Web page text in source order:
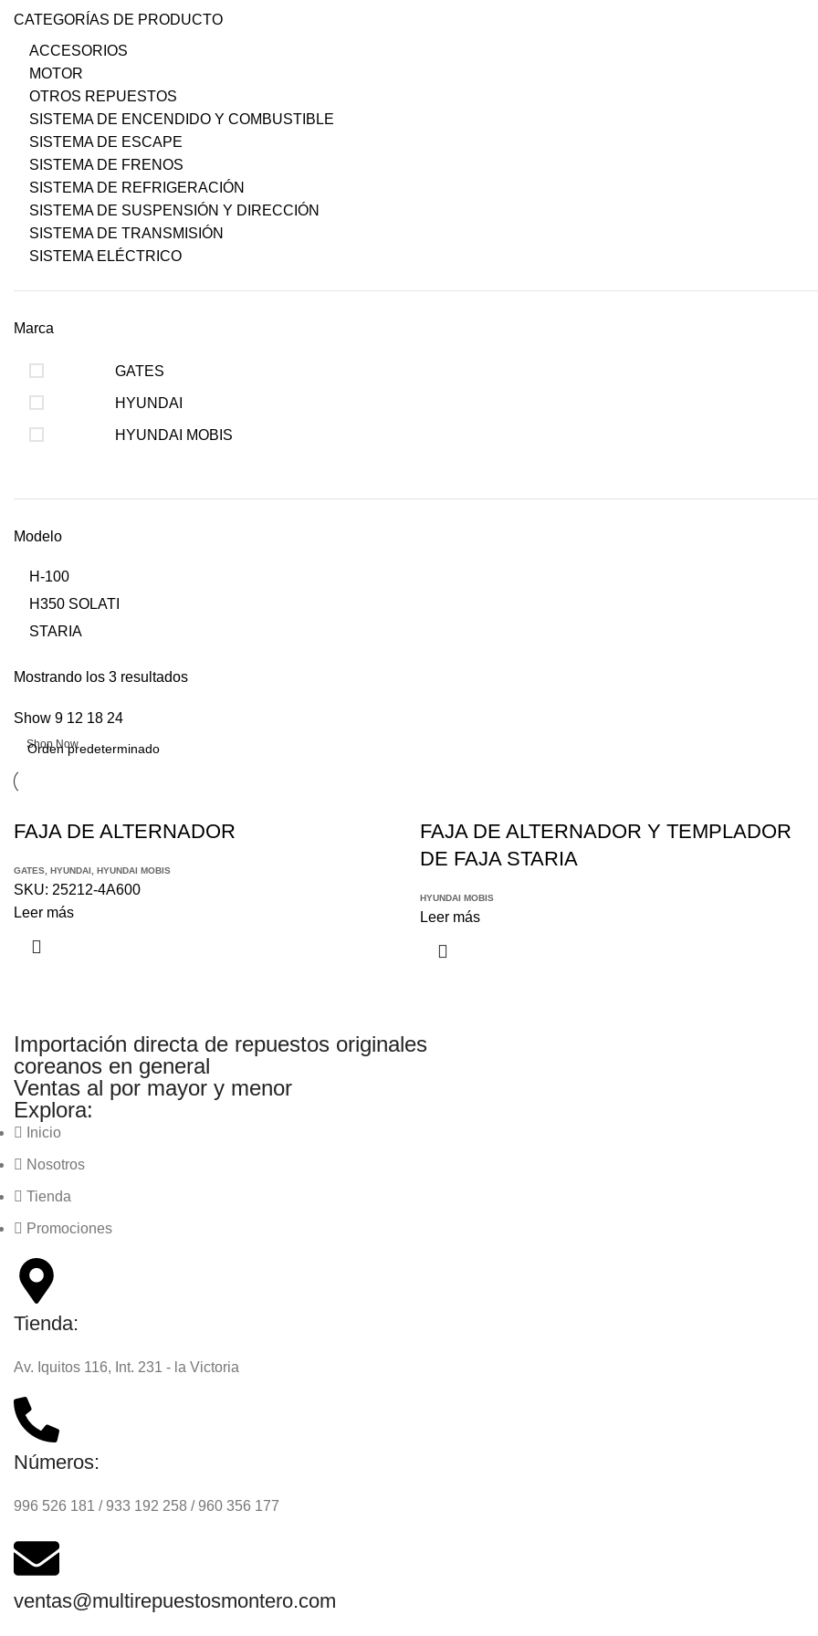
CATEGORÍAS DE PRODUCTO
ACCESORIOS
MOTOR
OTROS REPUESTOS
SISTEMA DE ENCENDIDO Y COMBUSTIBLE
SISTEMA DE ESCAPE
SISTEMA DE FRENOS
SISTEMA DE REFRIGERACIÓN
SISTEMA DE SUSPENSIÓN Y DIRECCIÓN
SISTEMA DE TRANSMISIÓN
SISTEMA ELÉCTRICO
Marca
GATES
HYUNDAI
HYUNDAI MOBIS
Modelo
H-100
H350 SOLATI
STARIA
Upholstered chair
Discount 10%
Shop Now
Mostrando los 3 resultados
Show 9 12 18 24
FAJA DE ALTERNADOR
GATES HYUNDAI HYUNDAI MOBIS
SKU: 25212-4A600
Leer más
FAJA DE ALTERNADOR Y TEMPLADOR
DE FAJA STARIA
HYUNDAI MOBIS
Leer más
Importación directa de repuestos originales
coreanos en general
Ventas al por mayor y menor
Explora:
Inicio
Nosotros
Tienda
Promociones
Tienda:
Av. Iquitos 116, Int. 231 - la Victoria
Números:
996 526 181 / 933 192 258 / 960 356 177
ventas@multirepuestosmontero.com